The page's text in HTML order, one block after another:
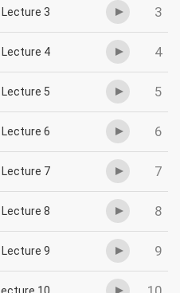
3
Lecture 3
4
Lecture 4
5
Lecture 5
6
Lecture 6
7
Lecture 7
8
Lecture 8
9
Lecture 9